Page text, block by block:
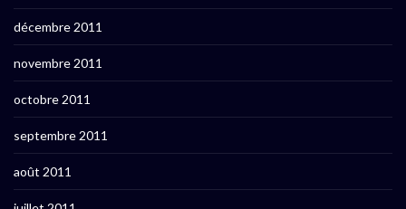
décembre 2011
novembre 2011
octobre 2011
septembre 2011
août 2011